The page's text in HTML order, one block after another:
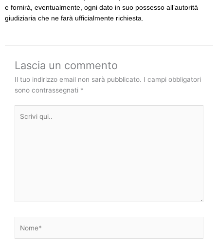
e fornirà, eventualmente, ogni dato in suo possesso all’autorità
giudiziaria che ne farà ufficialmente richiesta.
Lascia un commento
Il tuo indirizzo email non sarà pubblicato. I campi obbligatori
sono contrassegnati *
qui..